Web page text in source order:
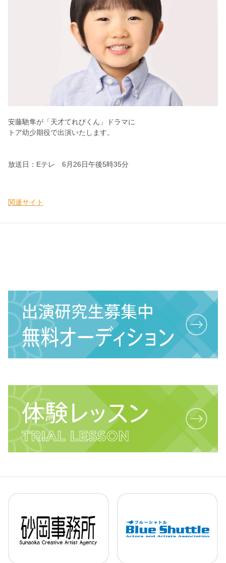
安藤馳隼が「天才てれびくん」ドラマに
トア幼少期役で出演いたします。
放送日：Eテレ 6月26日午後5時35分
関連サイト